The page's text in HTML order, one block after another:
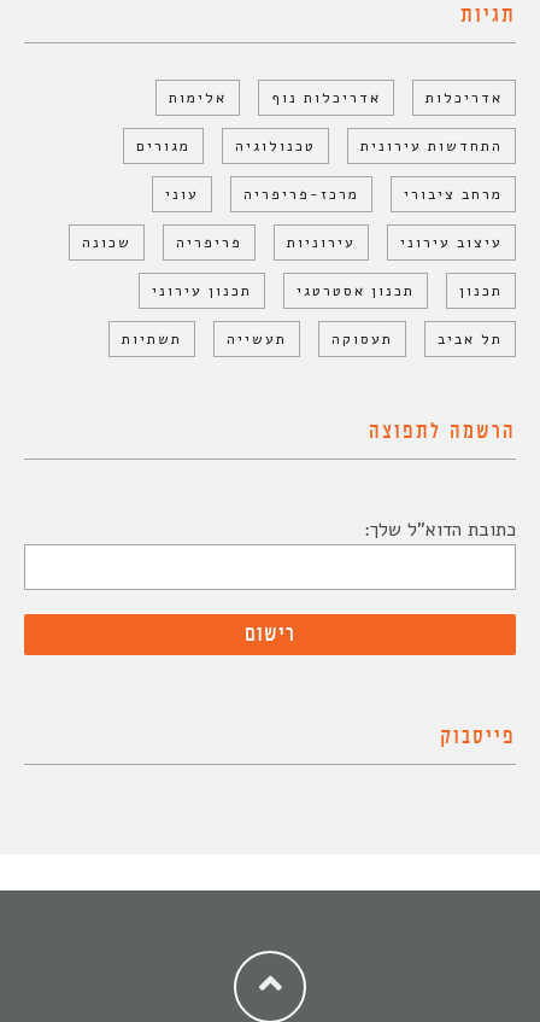
תגיות
אדריכלות אדריכלות נוף אלימות
התחדשות עירונית טכנולוגיה מגורים
מרחב ציבורי מרכז-פריפריה עוני
עיצוב עירוני עירוניות פריפריה שכונה
תכנון תכנון אסטרטגי תכנון עירוני
תל אביב תעסוקה תעשייה תשתיות
הרשמה לתפוצה
כתובת הדוא"ל שלך:
פייסבוק